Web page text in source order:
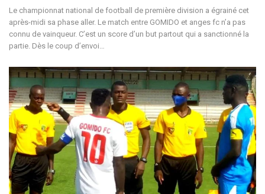
Le championnat national de football de première division a égrainé cet
après-midi sa phase aller. Le match entre GOMIDO et anges fc n’a pas
connu de vainqueur. C’est un score d’un but partout qui a sanctionné la
partie. Dès le coup d’envoi…